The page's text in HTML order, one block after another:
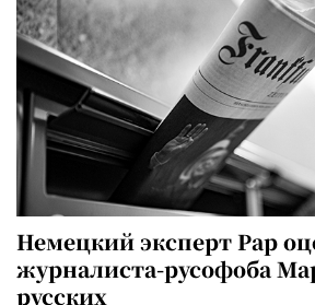
Немецкий эксперт Рар
журналиста-русофоба
русских